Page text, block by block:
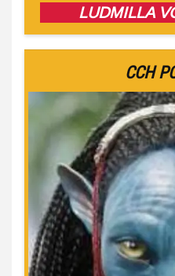
LUDMILLA
CCH